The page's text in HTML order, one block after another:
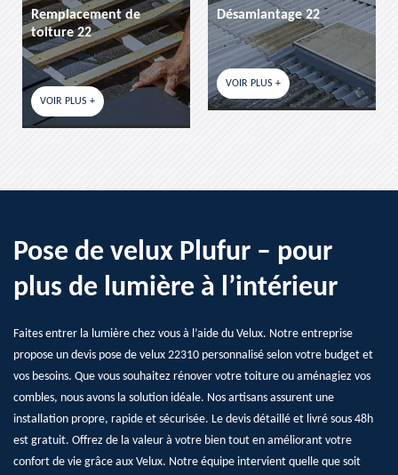
Remplacement de
toiture 22
VOIR PLUS +
Désamiantage 22
VOIR PLUS +
Pose de velux Plufur – pour
plus de lumière à l’intérieur
Faites entrer la lumière chez vous à l’aide du Velux. Notre entreprise
propose un devis pose de velux 22310 personnalisé selon votre budget et
vos besoins. Que vous souhaitez rénover votre toiture ou aménagiez vos
combles, nous avons la solution idéale. Nos artisans assurent une
installation propre, rapide et sécurisée. Le devis détaillé et livré sous 48h
est gratuit. Offrez de la valeur à votre bien tout en améliorant votre
confort de vie grâce aux Velux. Notre équipe intervient quelle que soit